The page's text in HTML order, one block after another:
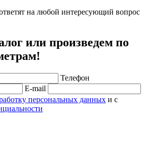
на любой интересующий вопрос
или произведем по
Телефон
E-mail
персональных данных и с